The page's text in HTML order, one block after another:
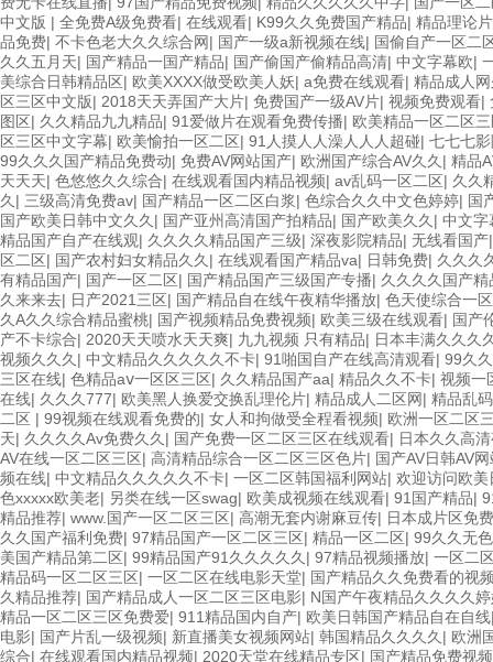
中文版 | 全免费A级免费看| 在线观看| K99久久免费国产精品| 精品理论
品免费| 不卡色老大久久综合网| 国产一级a新视频在线| 国偷自产一区二
久久五月天| 国产精品一国产精品| 国产偷国产偷精品高清| 中文字幕欧|
美综合日韩精品区| 欧美XXXX做受欧美人妖| a免费在线观看| 精品成人
区三区中文版| 2018天天弄国产大片| 免费国产一级AV片| 视频免费观看|
图区| 久久精品九九精品| 91爱做片在观看免费传播| 欧美精品一区二区
区三区中文字幕| 欧美愉拍一区二区| 91人摸人人澡人人人超碰| 七七七
99久久久国产精品免费动| 免费AV网站国产| 欧洲国产综合AV久久 | 精品
天天天| 色悠悠久久综合| 在线观看国内精品视频| av乱码一区二区| 久久
久 | 三级高清免费av| 国产精品一区二区白浆| 色综合久久中文色婷婷| 国
国产欧美日韩中文久久 | 国产亚州高清国产拍精品| 国产欧美久久 | 中文字
精品国产自产在线观| 久久久久精品国产三级| 深夜影院精品| 无线看国产
区二区| 国产农村妇女精品久久 | 在线观看国产精品va| 日韩免费| 久久久
有精品国产| 国产一区二区| 国产精品国产三级国产专播| 久久久久国产精
久来来去| 日产2021三区| 国产精品自在线午夜精华播放| 色天使综合一
久A久久综合精品蜜桃| 国产视频精品免费视频| 欧美三级在线观看| 国产
产不卡综合| 2020天天喷水天天爽| 九九视频 只有精品| 日本丰满久久久
视频久久久 | 中文精品久久久久久不卡| 91啪国自产在线高清观看| 99久
三区在线| 色精品aⅴ一区区三区| 久久精品国产aa| 精品久久不卡| 视频一
在线| 久久久777| 欧美黑人换爱交换乱理伦片| 精品成人二区网| 精品乱
二区 | 99视频在线观看免费的| 女人和拘做受全程看视频| 欧洲一区二区
天| 久久久久Av免费久久 | 国产免费一区二区三区在线观看| 日本久久高
AV在线一区二区三区| 高清精品综合一区二区三区色片| 国产AV日韩AV
频在线| 中文精品久久久久久不卡| 一区二区韩国福利网站| 欢迎访问欧
色xxxxx欧美老| 另类在线一区swag| 欧美成视频在线观看| 91国产精品|
精品推荐| www.国产一区二区三区| 高潮无套内谢麻豆传| 日本成片区免
久久国产福利免费| 97精品国产一区二区三区| 精品一区二区| 99久久无
美国产精品第二区| 99精品国产91久久久久久 | 97精品视频播放| 一区二
精品码一区二区三区| 一区二区在线电影天堂| 国产精品久久免费看的视
久精品推荐| 国产精品成人一区二区三区电影| N国产午夜精品久久久久
精品一区二区三区免费爱| 911精品国内自产| 欧美日韩国产精品自在自线
电影| 国产片乱一级视频| 新直播美女视频网站| 韩国精品久久久久 | 欧洲
综合| 在线观看国内精品视频| 2020天堂在线精品专区| 国产精品免费视